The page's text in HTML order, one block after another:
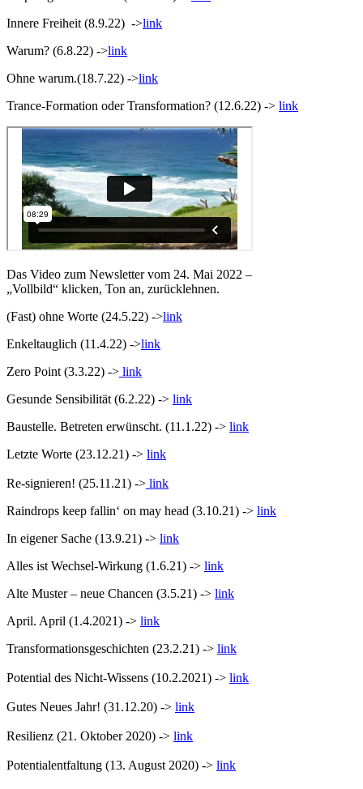
Innere Freiheit (8.9.22) ->link
Warum? (6.8.22) ->link
Ohne warum.(18.7.22) ->link
Trance-Formation oder Transformation? (12.6.22) -> link
Das Video zum Newsletter vom 24. Mai 2022 –
„Vollbild“ klicken, Ton an, zurücklehnen.
(Fast) ohne Worte (24.5.22) ->link
Enkeltauglich (11.4.22) ->link
Zero Point (3.3.22) -> link
Gesunde Sensibilität (6.2.22) -> link
Baustelle. Betreten erwünscht. (11.1.22) -> link
Letzte Worte (23.12.21) -> link
Re-signieren! (25.11.21) -> link
Raindrops keep fallin‘ on may head (3.10.21) -> link
In eigener Sache (13.9.21) -> link
Alles ist Wechsel-Wirkung (1.6.21) -> link
Alte Muster – neue Chancen (3.5.21) -> link
April. April (1.4.2021) -> link
Transformationsgeschichten (23.2.21) -> link
Potential des Nicht-Wissens (10.2.2021) -> link
Gutes Neues Jahr! (31.12.20) -> link
Resilienz (21. Oktober 2020) -> link
Potentialentfaltung (13. August 2020) -> link